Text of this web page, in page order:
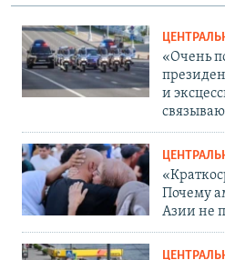
«Очень
и
Почему
Азии не